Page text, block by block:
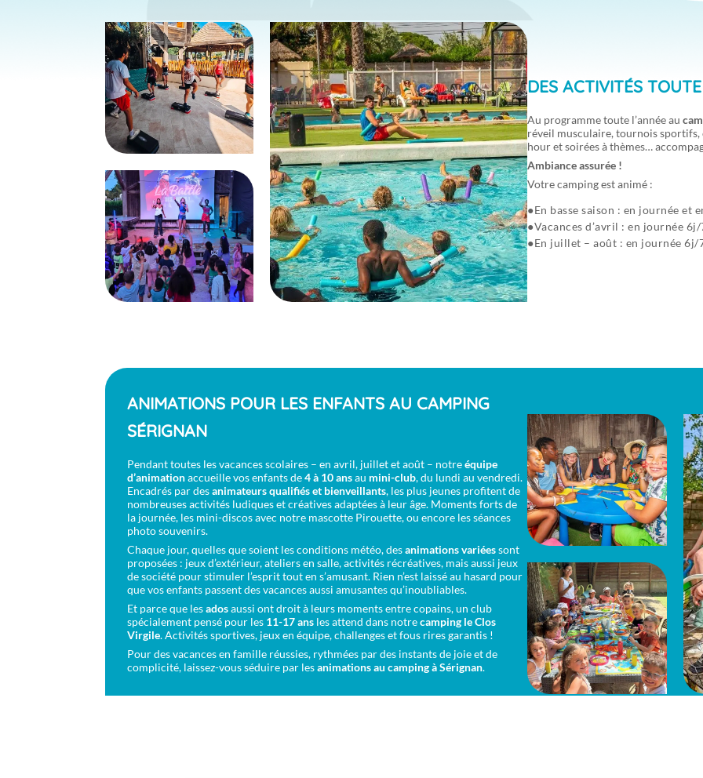
DES ACTIVITÉS
Au programme toute l’année au
réveil musculaire, tournois sportifs,
hour et soirées à thèmes…
Ambiance assurée !
Votre camping est animé :
En basse saison : en journée et
Vacances d’avril : en journée
En juillet – août : en journée 6j/
ANIMATIONS POUR LES ENFANTS AU CAMPING
SÉRIGNAN
Pendant toutes les vacances scolaires – en avril, juillet et août – notreéquipe
d’animationaccueille vos enfants de4 à 10 ansau mini-club, du lundi au vendredi.
Encadrés par desanimateurs qualifiés et bienveillants, les plus jeunes profitent de
nombreuses activités ludiques et créatives adaptées à leur âge. Moments forts de
la journée, les mini-discos avec notre mascotte Pirouette, ou encore les séances
photo souvenirs.
Chaque jour, quelles que soient les conditions météo, desanimations variéessont
proposées : jeux d’extérieur, ateliers en salle, activités récréatives, mais aussi jeux
de société pour stimuler l’esprit tout en s’amusant. Rien n’est laissé au hasard pour
que vos enfants passent des vacances aussi amusantes qu’inoubliables.
Et parce que lesadosaussi ont droit à leurs moments entre copains, un club
spécialement pensé pour les 11-17 ans les attend dans notrecamping le Clos
Virgile. Activités sportives, jeux en équipe, challenges et fous rires garantis !
Pour des vacances en famille réussies, rythmées par des instants de joie et de
complicité, laissez-vous séduire par lesanimations au camping à Sérignan.